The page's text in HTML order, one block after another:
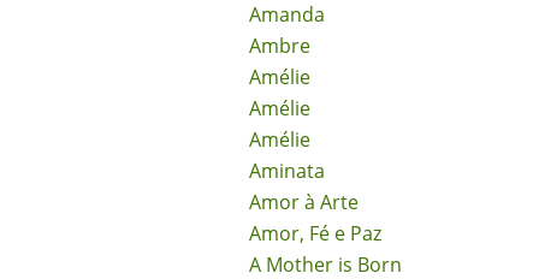
Amanda
Ambre
Amélie
Amélie
Amélie
Aminata
Amor à Arte
Amor, Fé e Paz
A Mother is Born